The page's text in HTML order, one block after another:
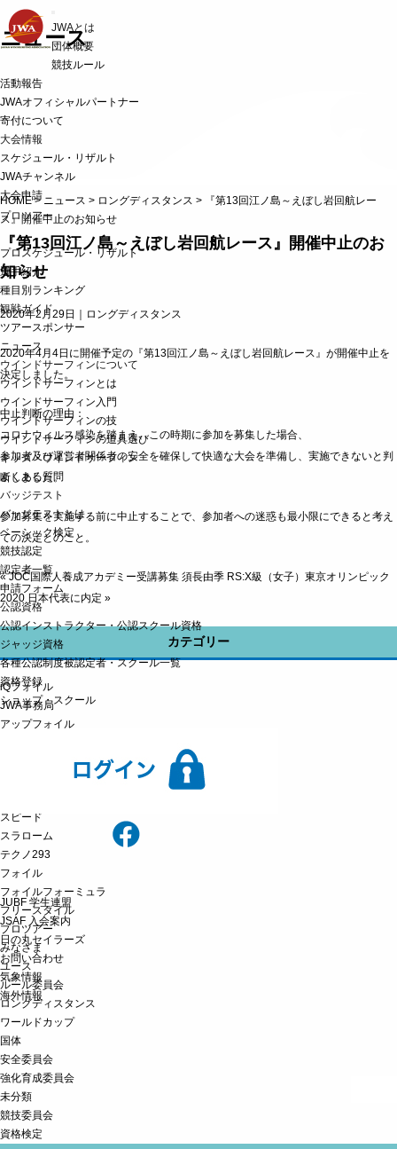
o
g
g
l
n
v
g
a
t
o
n
JWAとは
団体概要
競技ルール
活動報告
JWAオフィシャルパートナー
寄付について
大会情報
スケジュール・リザルト
JWAチャンネル
大会申請
プロツアー
プロスケジュール・リザルト
選手紹介
種目別ランキング
観戦ガイド
ツアースポンサー
ニュース
ウインドサーフィンについて
ウインドサーフィンとは
ウインドサーフィン入門
ウインドサーフィンの技
ウインドサーフィンの道具選び
キッズ・ウインドサーフィン
よくある質問
バッジテスト
バッジテストとは
ベーシック検定
競技認定
認定者一覧
申請フォーム
公認資格
公認インストラクター・公認スクール資格
ジャッジ資格
各種公認制度被認定者・スクール一覧
資格登録
ショップ・スクール
JUBF 学生連盟
JSAF 入会案内
日の丸セイラーズ
お問い合わせ
気象情報
海外情報
ニュース
HOME> ニュース > ロングディスタンス >
『第13回江ノ島～えぼし岩回航レー
ス』開催中止のお知らせ
『第13回江ノ島～えぼし岩回航レース』開催中止のお
知らせ
2020年2月29日｜ ロングディスタンス
2020年4月4日に開催予定の『第13回江ノ島～えぼし岩回航レース』が開催中止を
決定しました。
中止判断の理由：
コロナウィルス感染を踏まえ、この時期に参加を募集した場合、
参加者及び運営者関係者の安全を確保して快適な大会を準備し、実施できないと判
断しました。
参加募集を実施する前に中止することで、参加者への迷惑も最小限にできると考え
ての決定とのこと。
«JOC国際人養成アカデミー受講募集 須長由季 RS:X級（女子）東京オリンピック
2020 日本代表に内定 »
カテゴリー
iQフォイル
JWA事務局
アップフォイル
ウィンドサーファークラス委員会
スピード
スラローム
テクノ293
フォイル
フォイルフォーミュラ
フリースタイル
プロツアー
みなさま
ユース
ルール委員会
ロングディスタンス
ワールドカップ
国体
安全委員会
強化育成委員会
未分類
競技委員会
資格検定